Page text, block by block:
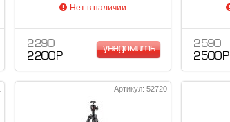
Нет в наличии
2 290
2 200 Р
уведомить
2 590
2 500 Р
Артикул: 52720